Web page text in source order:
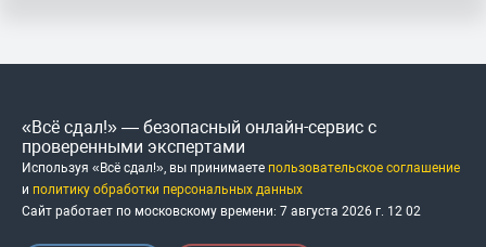
«Всё сдал!» — безопасный онлайн-сервис с
проверенными экспертами
Используя «Всё сдал!», вы принимаете пользовательское соглашение
и политику обработки персональных данных
Сайт работает по московскому времени: 7 августа 2026 г. 12 02